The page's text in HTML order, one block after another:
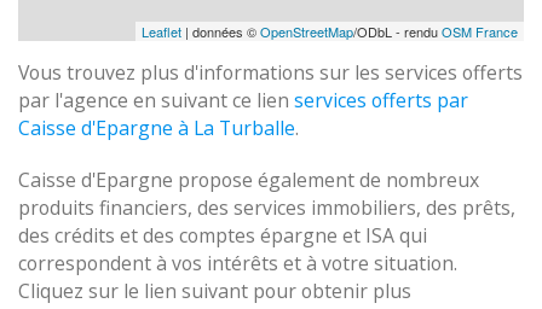
Leaflet | données ©OpenStreetMap/ODbL - renduOSM France
Vous trouvez plus d'informations sur les services offerts
par l'agence en suivant ce lien services offerts par
Caisse d'Epargne à La Turballe.
Caisse d'Epargne propose également de nombreux
produits financiers, des services immobiliers, des prêts,
des crédits et des comptes épargne et ISA qui
correspondent à vos intérêts et à votre situation.
Cliquez sur le lien suivant pour obtenir plus